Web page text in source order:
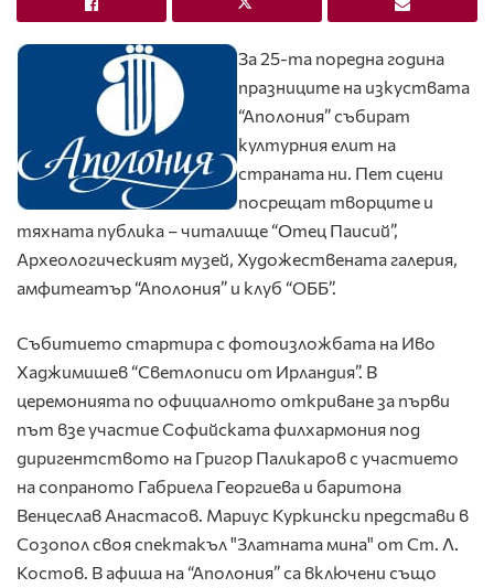
За 25-та поредна година
празниците на изкуствата
“Аполония” събират
културния елит на
страната ни. Пет сцени
посрещат творците и
тяхната публика – читалище “Отец Паисий”,
Археологическият музей, Художествената галерия,
амфитеатър “Аполония” и клуб “ОББ”.
Събитието стартира с фотоизложбата на Иво
Хаджимишев “Светлописи от Ирландия”. В
церемонията по официалното откриване за първи
път взе участие Софийската филхармония под
диригентството на Григор Паликаров с участието
на сопраното Габриела Георгиева и баритона
Венцeслав Анастасов. Мариус Куркински представи в
Созопол своя спектакъл "Златната мина" от Ст. Л.
Костов. В афиша на “Аполония” са включени също